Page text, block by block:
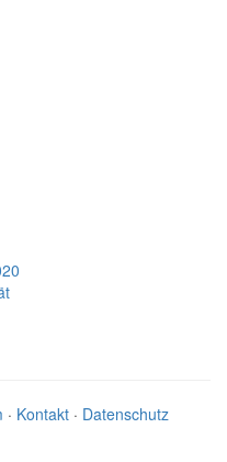
· Kontakt · Datenschutz